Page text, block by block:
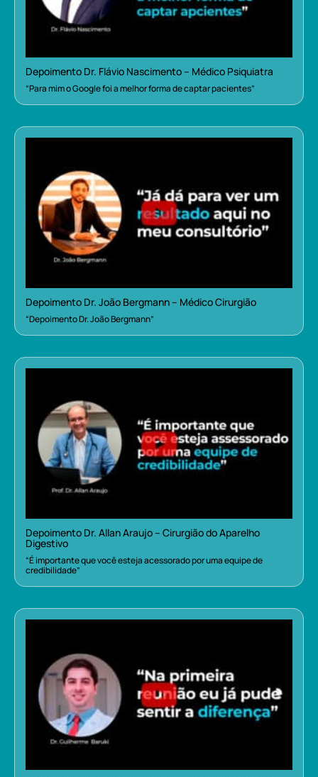
Depoimento Dr. Flávio Nascimento – Médico Psiquiatra
“Para mim o Google foi a melhor forma de captar pacientes”
Depoimento Dr. João Bergmann – Médico Cirurgião
“Depoimento Dr. João Bergmann”
Depoimento Dr. Allan Araujo – Cirurgião do Aparelho
Digestivo
“É importante que você esteja acessorado por uma equipe de
credibilidade”